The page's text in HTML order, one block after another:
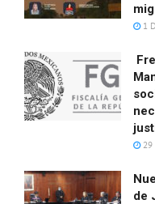
1
29
de